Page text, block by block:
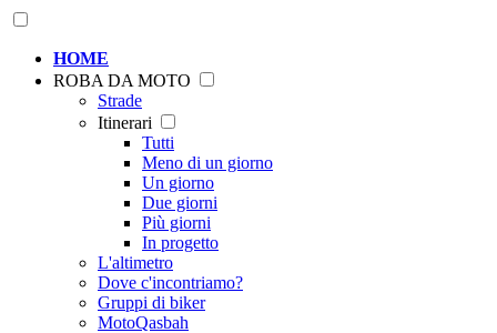
HOME
ROBA DA MOTO
Strade
Itinerari
Tutti
Meno di un giorno
Un giorno
Due giorni
Più giorni
In progetto
L'altimetro
Dove c'incontriamo?
Gruppi di biker
MotoQasbah